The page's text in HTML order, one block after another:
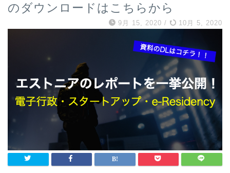
のダウンロードはこちらから
9月 15, 2020 / 10月 5, 2020